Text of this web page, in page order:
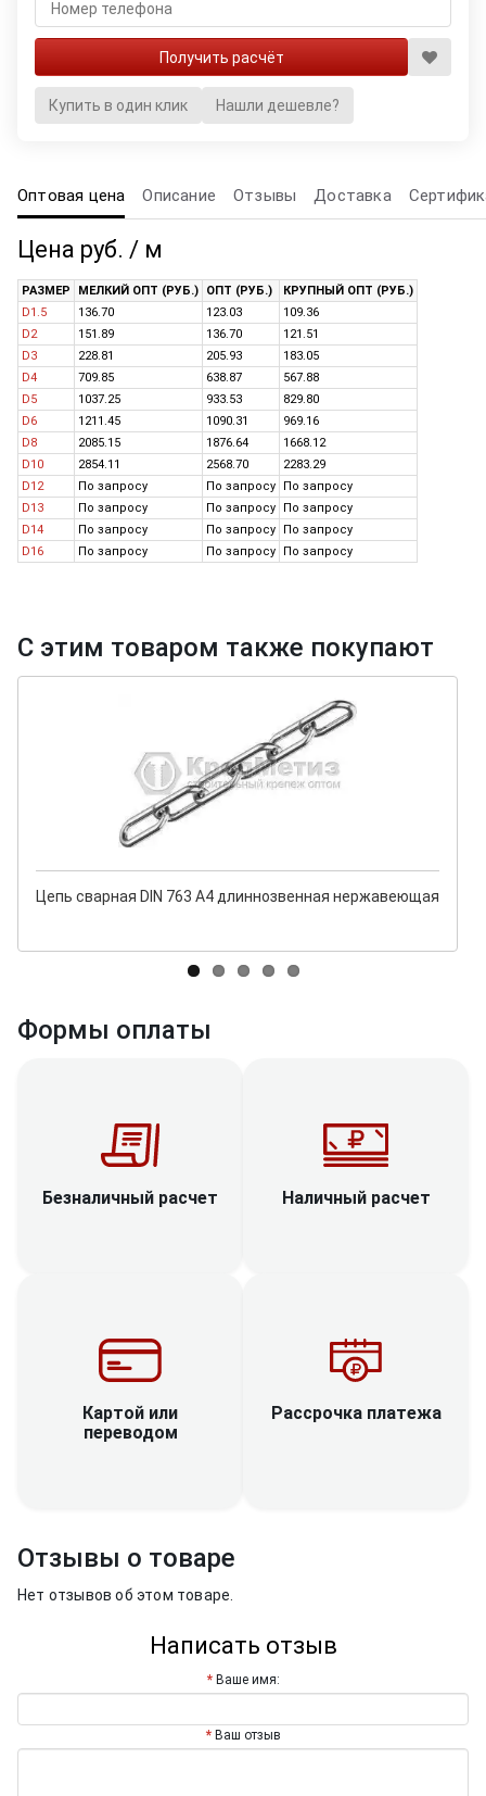
Купить в один клик Нашли дешевле?
Оптовая цена Описание Отзывы Доставка
Цена руб. / м
РАЗМЕР МЕЛКИЙ ОПТ (РУБ.) ОПТ (РУБ.)
КРУПНЫЙ ОПТ (РУБ.)
D1.5
136.70 123.03
109.36
D2
151.89 136.70
121.51
D3
228.81 205.93
183.05
D4
709.85 638.87
567.88
D5
1037.25 933.53
829.80
D6
1211.45 1090.31
969.16
D8
2085.15 1876.64
1668.12
D10
2854.11 2568.70
2283.29
D12
По запросу По запросу
По запросу
D13
По запросу По запросу
По запросу
D14
По запросу По запросу
По запросу
D16
По запросу По запросу По запросу
С этим товаром также покупают
Цепь сварная DIN 763 A4 длиннозвенная нержавеющая
Формы оплаты
Безналичный расчет Наличный расчет
Картой или
переводом
Рассрочка платежа
Отзывы о товаре
Нет отзывов об этом товаре.
Написать отзыв
Ваше имя:
Ваш отзыв